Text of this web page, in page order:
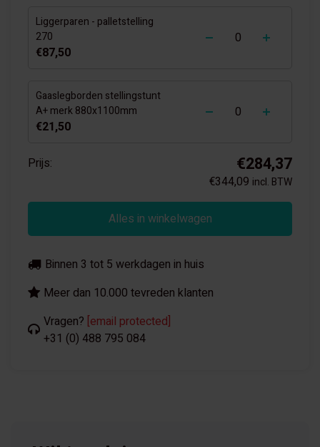
Liggerparen - palletstelling
270
€87,50
-
Gaaslegborden stellingstunt
A+ merk 880x1100mm
€21,50
-
Prijs: €284,37
€344,09 incl. BTW
Alles in winkelwagen
Binnen 3 tot 5 werkdagen in huis
Meer dan 10.000 tevreden klanten
Vragen? [email protected]
+31 (0) 488 795 084